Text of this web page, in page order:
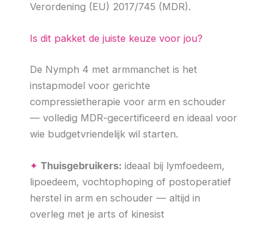
Verordening (EU) 2017/745 (MDR).
Is dit pakket de juiste keuze voor jou?
De Nymph 4 met armmanchet is het
instapmodel voor gerichte
compressietherapie voor arm en schouder
— volledig MDR-gecertificeerd en ideaal voor
wie budgetvriendelijk wil starten.
✦ Thuisgebruikers: ideaal bij lymfoedeem,
lipoedeem, vochtophoping of postoperatief
herstel in arm en schouder — altijd in
overleg met je arts of kinesist